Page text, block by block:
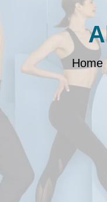
Home|